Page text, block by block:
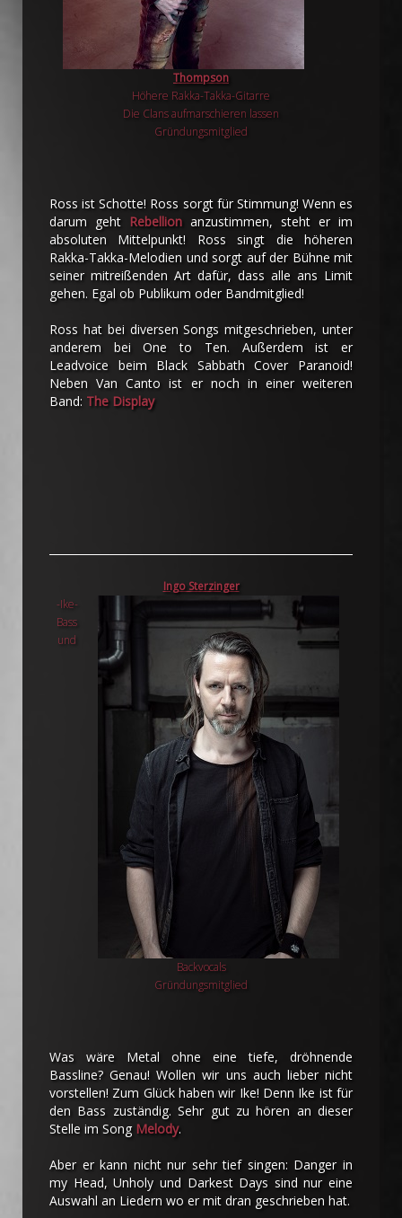
Thompson
Höhere Rakka-Takka-Gitarre
Die Clans aufmarschieren lassen
Gründungsmitglied
Ross ist Schotte! Ross sorgt für Stimmung! Wenn es
darum geht Rebellion anzustimmen, steht er im
absoluten Mittelpunkt! Ross singt die höheren
Rakka-Takka-Melodien und sorgt auf der Bühne mit
seiner mitreißenden Art dafür, dass alle ans Limit
gehen. Egal ob Publikum oder Bandmitglied!
Ross hat bei diversen Songs mitgeschrieben, unter
anderem bei One to Ten. Außerdem ist er
Leadvoice beim Black Sabbath Cover Paranoid!
Neben Van Canto ist er noch in einer weiteren
Band: The Display
Ingo Sterzinger
-Ike-
Bass
und
Backvocals
Gründungsmitglied
Was wäre Metal ohne eine tiefe, dröhnende
Bassline? Genau! Wollen wir uns auch lieber nicht
vorstellen! Zum Glück haben wir Ike! Denn Ike ist für
den Bass zuständig. Sehr gut zu hören an dieser
Stelle im Song Melody.
Aber er kann nicht nur sehr tief singen: Danger in
my Head, Unholy und Darkest Days sind nur eine
Auswahl an Liedern wo er mit dran geschrieben hat.